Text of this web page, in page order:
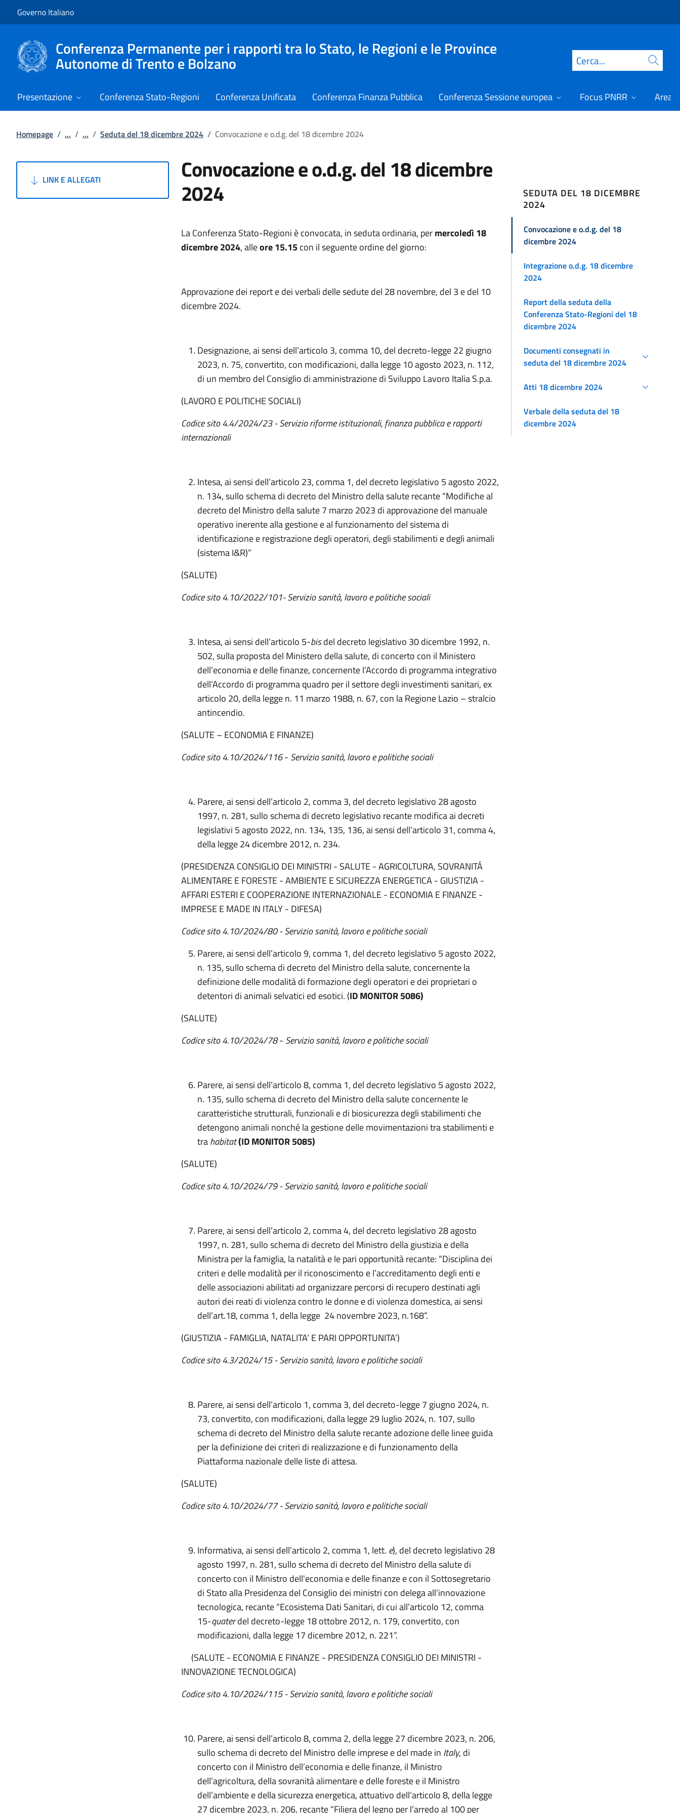
Governo Italiano
Conferenza Permanente per i rapporti tra lo Stato, le Regioni e le Province
Autonome di Trento e Bolzano Cerca
Presentazione Conferenza Stato-Regioni Conferenza Unificata Conferenza Finanza Pubblica Conferenza Sessione europea Focus PNRR Area
Homepage / ... / ... / Seduta del 18 dicembre 2024 / Convocazione e o.d.g. del 18 dicembre 2024
LINK E ALLEGATI Convocazione e o.d.g. del 18 dicembre
2024
La Conferenza Stato-Regioni è convocata, in seduta ordinaria, permercoledì 18
dicembre 2024, alleore 15.15con il seguente ordine del giorno:
Approvazione dei report e dei verbali delle sedute del 28 novembre, del 3 e del 10
dicembre 2024.
Designazione, ai sensi dell’articolo 3, comma 10, del decreto-legge 22 giugno
2023, n. 75, convertito, con modificazioni, dalla legge 10 agosto 2023, n. 112,
di un membro del Consiglio di amministrazione di Sviluppo Lavoro Italia S.p.a.
(LAVORO E POLITICHE SOCIALI)
Codice sito 4.4/2024/23 - Servizio riforme istituzionali, finanza pubblica e rapporti
internazionali
Intesa, ai sensi dell’articolo 23, comma 1, del decreto legislativo 5 agosto 2022,
n. 134, sullo schema di decreto del Ministro della salute recante “Modifiche al
decreto del Ministro della salute 7 marzo 2023 di approvazione del manuale
operativo inerente alla gestione e al funzionamento del sistema di
identificazione e registrazione degli operatori, degli stabilimenti e degli animali
(sistema I&R)”
(SALUTE)
Codice sito 4.10/2022/101- Servizio sanità, lavoro e politiche sociali
Intesa, ai sensi dell’articolo 5-bisdel decreto legislativo 30 dicembre 1992, n.
502, sulla proposta del Ministero della salute, di concerto con il Ministero
dell’economia e delle finanze, concernente l’Accordo di programma integrativo
dell’Accordo di programma quadro per il settore degli investimenti sanitari, ex
articolo 20, della legge n. 11 marzo 1988, n. 67, con la Regione Lazio – stralcio
antincendio.
(SALUTE – ECONOMIA E FINANZE)
Codice sito 4.10/2024/116- Servizio sanità, lavoro e politiche sociali
Parere, ai sensi dell’articolo 2, comma 3, del decreto legislativo 28 agosto
1997, n. 281, sullo schema di decreto legislativo recante modifica ai decreti
legislativi 5 agosto 2022, nn. 134, 135, 136, ai sensi dell’articolo 31, comma 4,
della legge 24 dicembre 2012, n. 234.
(PRESIDENZA CONSIGLIO DEI MINISTRI - SALUTE - AGRICOLTURA, SOVRANITÁ
ALIMENTARE E FORESTE - AMBIENTE E SICUREZZA ENERGETICA - GIUSTIZIA -
AFFARI ESTERI E COOPERAZIONE INTERNAZIONALE - ECONOMIA E FINANZE -
IMPRESE E MADE IN ITALY - DIFESA)
Codice sito 4.10/2024/80 - Servizio sanità, lavoro e politiche sociali
Parere, ai sensi dell’articolo 9, comma 1, del decreto legislativo 5 agosto 2022,
n. 135, sullo schema di decreto del Ministro della salute, concernente la
definizione delle modalità di formazione degli operatori e dei proprietari o
detentori di animali selvatici ed esotici. (ID MONITOR 5086)
(SALUTE)
Codice sito 4.10/2024/78- Servizio sanità, lavoro e politiche sociali
Parere, ai sensi dell’articolo 8, comma 1, del decreto legislativo 5 agosto 2022,
n. 135, sullo schema di decreto del Ministro della salute concernente le
caratteristiche strutturali, funzionali e di biosicurezza degli stabilimenti che
detengono animali nonché la gestione delle movimentazioni tra stabilimenti e
trahabitat(ID MONITOR 5085)
(SALUTE)
Codice sito 4.10/2024/79 - Servizio sanità, lavoro e politiche sociali
Parere, ai sensi dell’articolo 2, comma 4, del decreto legislativo 28 agosto
1997, n. 281, sullo schema di decreto del Ministro della giustizia e della
Ministra per la famiglia, la natalità e le pari opportunità recante: “Disciplina dei
criteri e delle modalità per il riconoscimento e l’accreditamento degli enti e
delle associazioni abilitati ad organizzare percorsi di recupero destinati agli
autori dei reati di violenza contro le donne e di violenza domestica, ai sensi
dell’art.18, comma 1, della legge 24 novembre 2023, n.168”.
(GIUSTIZIA - FAMIGLIA, NATALITA’ E PARI OPPORTUNITA’)
Codice sito 4.3/2024/15 - Servizio sanità, lavoro e politiche sociali
Parere, ai sensi dell’articolo 1, comma 3, del decreto-legge 7 giugno 2024, n.
73, convertito, con modificazioni, dalla legge 29 luglio 2024, n. 107, sullo
schema di decreto del Ministro della salute recante adozione delle linee guida
per la definizione dei criteri di realizzazione e di funzionamento della
Piattaforma nazionale delle liste di attesa.
(SALUTE)
Codice sito 4.10/2024/77 - Servizio sanità, lavoro e politiche sociali
Informativa, ai sensi dell’articolo 2, comma 1, lett. e), del decreto legislativo 28
agosto 1997, n. 281, sullo schema di decreto del Ministro della salute di
concerto con il Ministro dell'economia e delle finanze e con il Sottosegretario
di Stato alla Presidenza del Consiglio dei ministri con delega all’innovazione
tecnologica, recante “Ecosistema Dati Sanitari, di cui all’articolo 12, comma
15-quaterdel decreto-legge 18 ottobre 2012, n. 179, convertito, con
modificazioni, dalla legge 17 dicembre 2012, n. 221”.
(SALUTE - ECONOMIA E FINANZE - PRESIDENZA CONSIGLIO DEI MINISTRI -
INNOVAZIONE TECNOLOGICA)
Codice sito 4.10/2024/115- Servizio sanità, lavoro e politiche sociali
Parere, ai sensi dell’articolo 8, comma 2, della legge 27 dicembre 2023, n. 206,
sullo schema di decreto del Ministro delle imprese e del made in Italy, di
concerto con il Ministro dell’economia e delle finanze, il Ministro
dell’agricoltura, della sovranità alimentare e delle foreste e il Ministro
dell’ambiente e della sicurezza energetica, attuativo dell’articolo 8, della legge
27 dicembre 2023, n. 206, recante “Filiera del legno per l’arredo al 100 per
SEDUTA DEL 18 DICEMBRE
2024
Convocazione e o.d.g. del 18
dicembre 2024
Integrazione o.d.g. 18 dicembre
2024
Report della seduta della
Conferenza Stato-Regioni del 18
dicembre 2024
Documenti consegnati in
seduta del 18 dicembre 2024
Atti 18 dicembre 2024
Verbale della seduta del 18
dicembre 2024